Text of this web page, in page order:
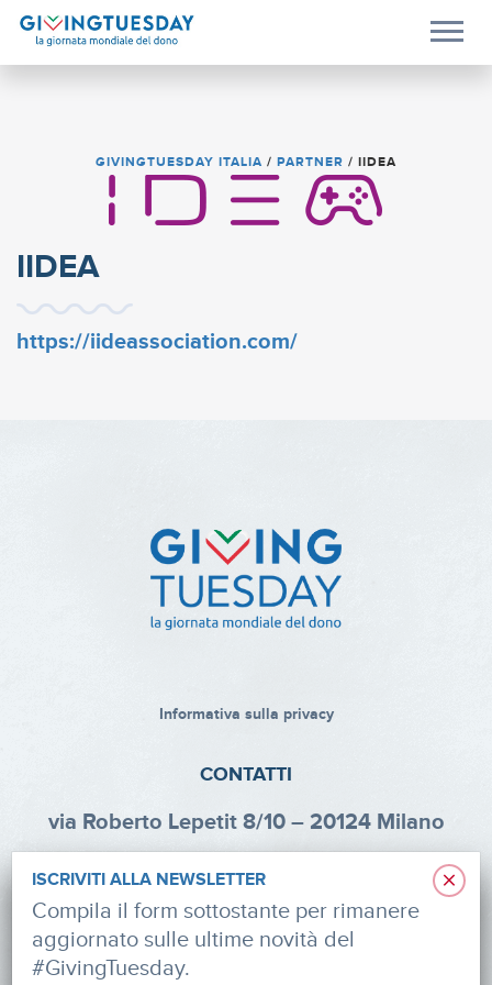
GIVINGTUESDAY ITALIA / PARTNER / IIDEA
IIDEA
https://iideassociation.com/
Informativa sulla privacy
CONTATTI
via Roberto Lepetit 8/10 – 20124 Milano
Tel: +39 02 47924880
CF: 91374340379
×
ISCRIVITI ALLA NEWSLETTER
Compila il form sottostante per rimanere
aggiornato sulle ultime novità del
#GivingTuesday.